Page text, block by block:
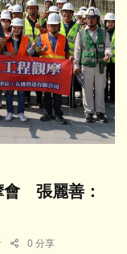
會 張麗善：
0 分享